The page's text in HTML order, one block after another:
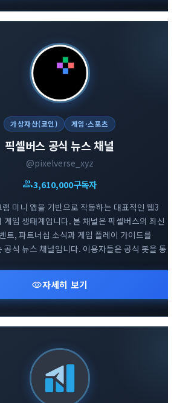
가상자산(코인) 게임·스포츠
픽셀버스 공식 뉴스 채널
@pixelverse_xyz
group3,610,000구독자
미니 앱을 기반으로 작동하는 대표적인 웹3
게임 생태계입니다. 본 채널은 픽셀버스의 최신
트, 파트너십 소식과 게임 플레이 가이드를
식 뉴스 채널입니다. 이용자들은 공식 봇을 통한
과정을 실시간으로 확인할 수 있습니다.
레이 투 언 트렌드와 텔레그램 생태계의 결합을
용자에게 필수적인 정보를 제공합니다.
visibility자세히 보기